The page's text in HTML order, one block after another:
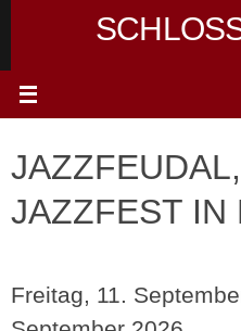
JAZZFEST IN
Freitag, 11.